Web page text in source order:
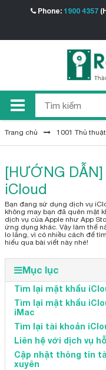
Phone: 1900 4357
Trang chủ 1001 Thủ
[HƯỚNG
iCloud
Bạn đang sử dụng dịch vụ
không may bạn đã quên mật
dịch vụ của Apple như App
ứng dụng khác. Vậy làm thế
lo lắng, vì có nhiều cách để
hiểu qua bài viết này nhé!
Mục lục
Tìm lại mật khẩu
Tìm lại mật khẩu
iMac
Tìm lại tài khoản
Liên hệ với dịch vụ
Cập nhật thông tin
xuyên